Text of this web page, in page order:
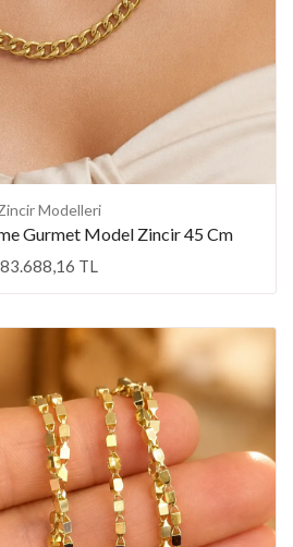
Modelleri
Gurmet Model Zincir 45 Cm
83.688,16 TL